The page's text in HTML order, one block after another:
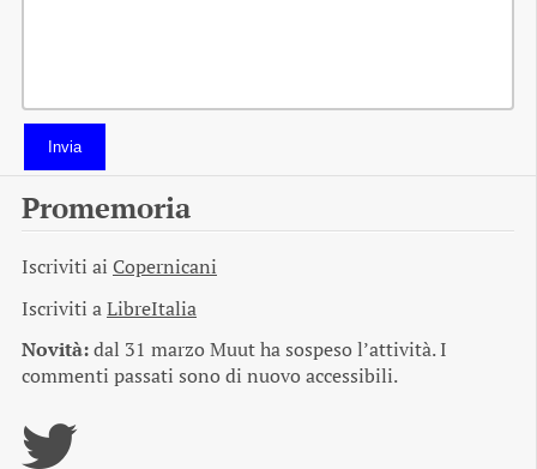
Invia
Promemoria
Iscriviti ai Copernicani
Iscriviti aLibreItalia
Novità:dal 31 marzo Muut ha sospeso l’attività. I
commenti passati sono di nuovo accessibili.